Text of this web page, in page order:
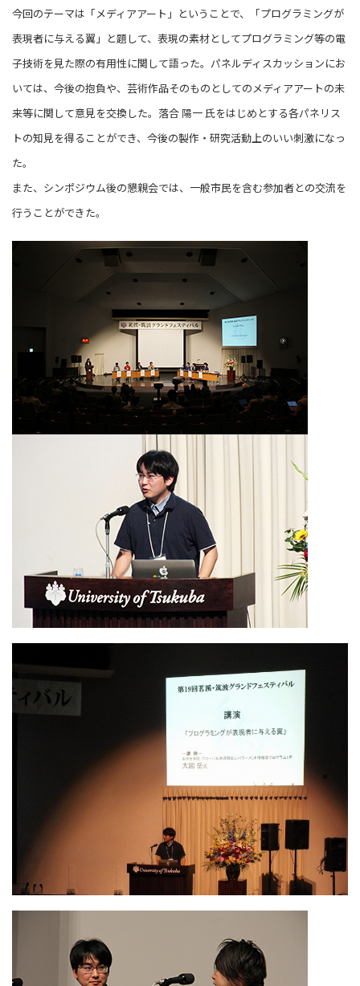
今回のテーマは「メディアアート」ということで、「プログラミングが
表現者に与える翼」と題して、表現の素材としてプログラミング等の電
子技術を見た際の有用性に関して語った。パネルディスカッションにお
いては、今後の抱負や、芸術作品そのものとしてのメディアアートの未
来等に関して意見を交換した。落合 陽一 氏をはじめとする各パネリス
トの知見を得ることができ、今後の製作・研究活動上のいい刺激になっ
た。
また、シンポジウム後の懇親会では、一般市民を含む参加者との交流を
行うことができた。